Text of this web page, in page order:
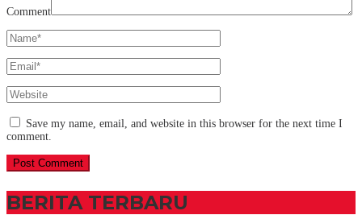
Comment
Save my name, email, and website in this browser for the next time I
comment.
BERITA TERBARU